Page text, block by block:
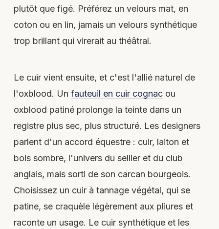
plutôt que figé. Préférez un velours mat, en
coton ou en lin, jamais un velours synthétique
trop brillant qui virerait au théâtral.
Le cuir vient ensuite, et c'est l'allié naturel de
l'oxblood. Un fauteuil en cuir cognacou
oxblood patiné prolonge la teinte dans un
registre plus sec, plus structuré. Les designers
parlent d'un accord équestre : cuir, laiton et
bois sombre, l'univers du sellier et du club
anglais, mais sorti de son carcan bourgeois.
Choisissez un cuir à tannage végétal, qui se
patine, se craquèle légèrement aux pliures et
raconte un usage. Le cuir synthétique et les